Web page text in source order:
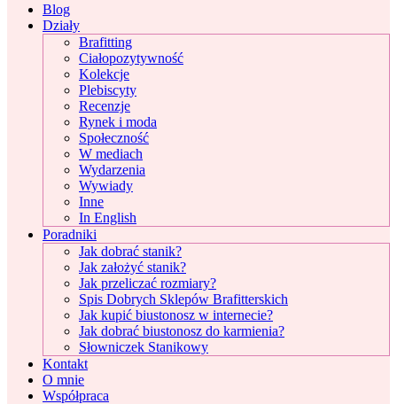
Blog
Działy
Brafitting
Ciałopozytywność
Kolekcje
Plebiscyty
Recenzje
Rynek i moda
Społeczność
W mediach
Wydarzenia
Wywiady
Inne
In English
Poradniki
Jak dobrać stanik?
Jak założyć stanik?
Jak przeliczać rozmiary?
Spis Dobrych Sklepów Brafitterskich
Jak kupić biustonosz w internecie?
Jak dobrać biustonosz do karmienia?
Słowniczek Stanikowy
Kontakt
O mnie
Współpraca